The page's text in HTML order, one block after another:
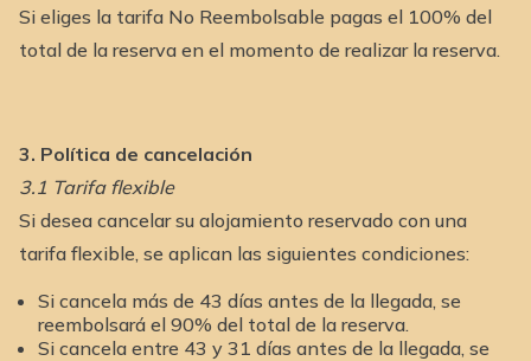
Si eliges la tarifa No Reembolsable pagas el 100% del
total de la reserva en el momento de realizar la reserva.
3. Política de cancelación
3.1 Tarifa flexible
Si desea cancelar su alojamiento reservado con una
tarifa flexible, se aplican las siguientes condiciones:
Si cancela más de 43 días antes de la llegada, se
reembolsará el 90% del total de la reserva.
Si cancela entre 43 y 31 días antes de la llegada, se